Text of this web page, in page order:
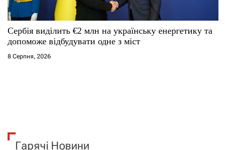
Сербія виділить €2 млн на українську енергетику та
допоможе відбудувати одне з міст
8 Серпня, 2026
Гарячі Новини